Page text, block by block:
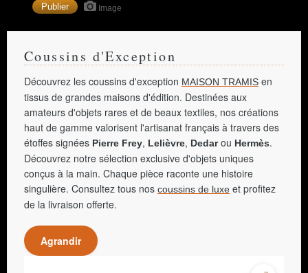
Image
Coussins d'Exception
Découvrez les coussins d'exception MAISON TRAMIS en
tissus de grandes maisons d'édition. Destinées aux
amateurs d'objets rares et de beaux textiles, nos créations
haut de gamme valorisent l'artisanat français à travers des
étoffes signées Pierre Frey, Lelièvre, Dedarou Hermès.
Découvrez notre sélection exclusive d'objets uniques
conçus à la main. Chaque pièce raconte une histoire
singulière. Consultez tous nos coussins de luxe et profitez
de la livraison offerte.
Agrandir